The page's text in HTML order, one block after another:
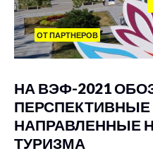
ОТ ПАРТНЕРОВ
НА ВЭФ-2021
НАПРАВЛЕННЫЕ
ТУРИЗМА